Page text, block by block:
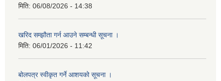
मिति: 06/08/2026 - 14:38
खरिद सम्झौता गर्न आउने सम्बन्धी सूचना ।
मिति: 06/01/2026 - 11:42
बोलपत्र स्वीकृत गर्ने आशयको सूचना ।